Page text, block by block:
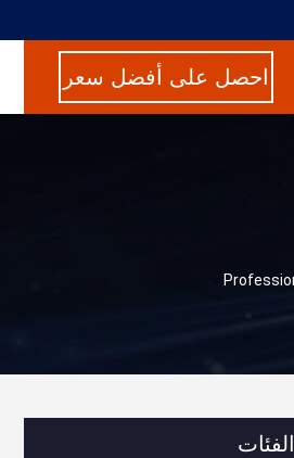
احصل على أفضل سعر
الفئات